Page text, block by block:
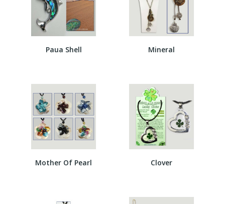
Paua Shell Mineral
Mother Of Pearl Clover